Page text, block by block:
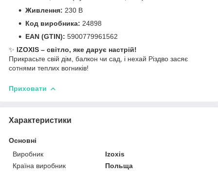
Живлення: 230 В
Код виробника: 24898
EAN (GTIN): 5900779961562
✨ IZOXIS – світло, яке дарує настрій!
Прикрасьте свій дім, балкон чи сад, і нехай Різдво засяє
сотнями теплих вогників!
Приховати
Характеристики
Основні
Виробник
Izoxis
Країна виробник
Польща